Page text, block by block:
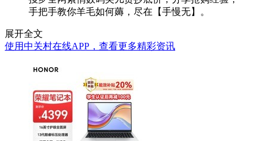
手把手教你羊毛如何薅，尽在【手慢无】。
展开全文
使用中关村在线APP，查看更多精彩资讯